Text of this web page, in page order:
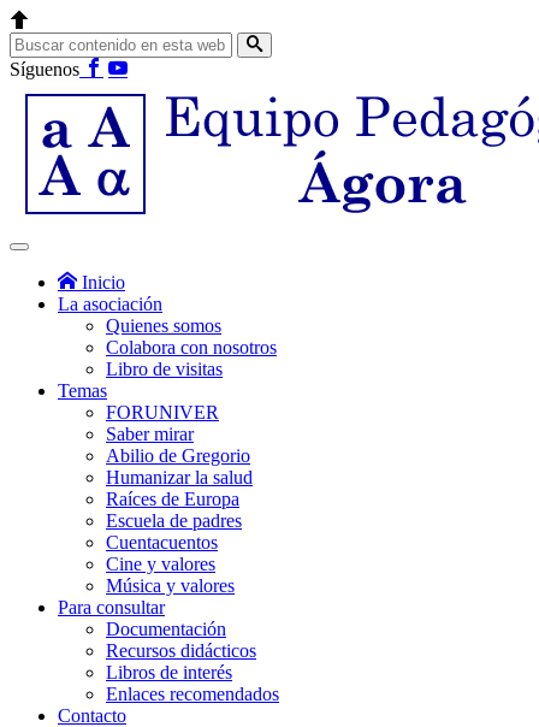
Síguenos
Inicio
La asociación
Quienes somos
Colabora con nosotros
Libro de visitas
Temas
FORUNIVER
Saber mirar
Abilio de Gregorio
Humanizar la salud
Raíces de Europa
Escuela de padres
Cuentacuentos
Cine y valores
Música y valores
Para consultar
Documentación
Recursos didácticos
Libros de interés
Enlaces recomendados
Contacto